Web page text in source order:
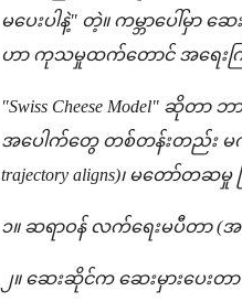
မပေးပါနဲ့" တဲ့။ ကမ္ဘာပေါ်မှာ ဆ
ဟာ ကုသမှုထက်တောင် အရေးက
"Swiss Cheese Model"
အပေါက်တွေ တစ်တန်းတည်း မက
trajectory aligns)၊ မတော်တဆ
၁။ ဆရာဝန် လက်ရေးမပီတာ (အ
၂။ ဆေးဆိုင်က ဆေးမှားပေးတ